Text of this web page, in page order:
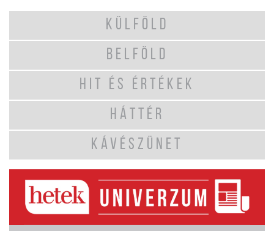
KÜLFÖLD
BELFÖLD
HIT ÉS ÉRTÉKEK
HÁTTÉR
KÁVÉSZÜNET